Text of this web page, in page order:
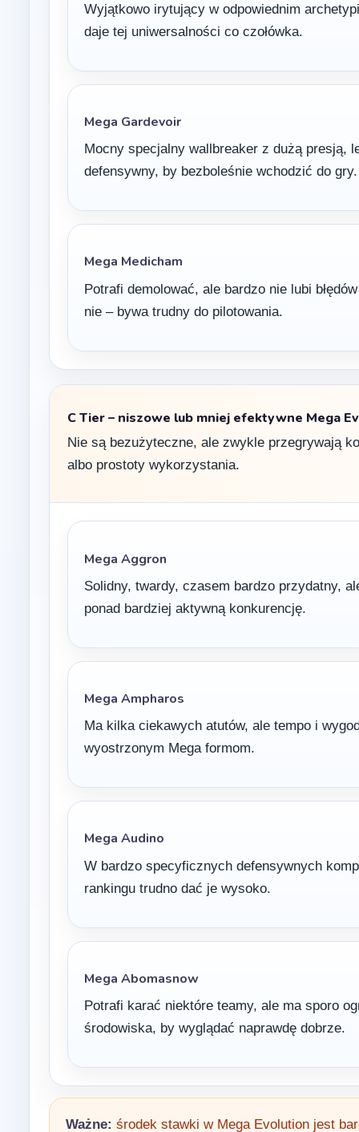
Wyjątkowo irytujący w odpowiednim
daje tej uniwersalności co czołówka.
Mega Gardevoir
Mocny specjalny wallbreaker z dużą presją,
defensywny, by bezboleśnie wchodzić do gry.
Mega Medicham
Potrafi demolować, ale bardzo nie lubi
nie – bywa trudny do pilotowania.
C Tier – niszowe lub mniej efektywne Mega
Nie są bezużyteczne, ale zwykle przegrywają
albo prostoty wykorzystania.
Mega Aggron
Solidny, twardy, czasem bardzo przydatny,
ponad bardziej aktywną konkurencję.
Mega Ampharos
Ma kilka ciekawych atutów, ale tempo i
wyostrzonym Mega formom.
Mega Audino
W bardzo specyficznych defensywnych
rankingu trudno dać je wysoko.
Mega Abomasnow
Potrafi karać niektóre teamy, ale ma sporo
środowiska, by wyglądać naprawdę dobrze.
Ważne: środek stawki w Mega Evolution jest